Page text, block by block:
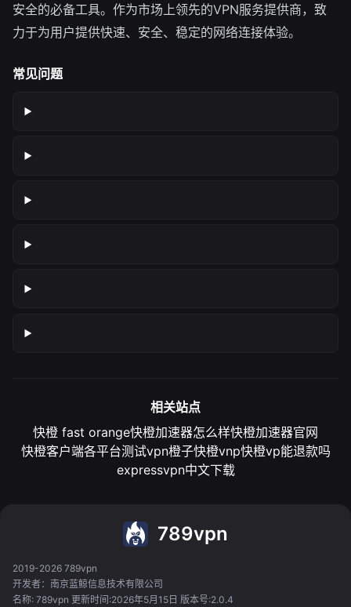
安全的必备工具。作为市场上领先的VPN服务提供商，致
力于为用户提供快速、安全、稳定的网络连接体验。
常见问题
相关站点
快橙 fast orange快橙加速器怎么样快橙加速器官网
快橙客户端各平台测试vpn橙子快橙vnp快橙vp能退款吗
expressvpn中文下载
789vpn
2019-2026 789vpn
开发者：南京蓝鲸信息技术有限公司
名称: 789vpn 更新时间:2026年5月15日 版本号:2.0.4